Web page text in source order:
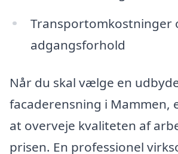
Transportomkostninger
adgangsforhold
Når du skal vælge en
facaderensning i Mammen,
at overveje kvaliteten af
prisen. En professionel